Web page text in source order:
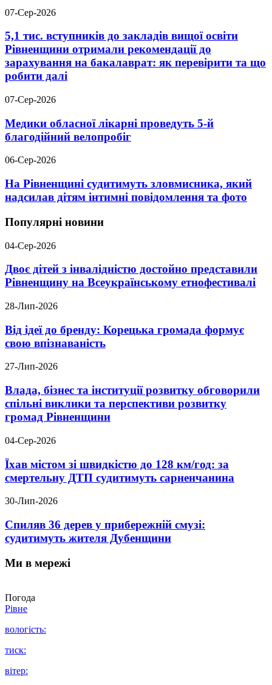
07-Сер-2026
5,1 тис. вступників до закладів вищої освіти
Рівненщини отримали рекомендації до
зарахування на бакалаврат: як перевірити та що
робити далі
07-Сер-2026
Медики обласної лікарні проведуть 5-й
благодійний велопробіг
06-Сер-2026
На Рівненщині судитимуть зловмисника, який
надсилав дітям інтимні повідомлення та фото
Популярні новини
04-Сер-2026
Двоє дітей з інвалідністю достойно представили
Рівненщину на Всеукраїнському етнофестивалі
28-Лип-2026
Від ідеї до бренду: Корецька громада формує
свою впізнаваність
27-Лип-2026
Влада, бізнес та інституції розвитку обговорили
спільні виклики та перспективи розвитку
громад Рівненщини
04-Сер-2026
Їхав містом зі швидкістю до 128 км/год: за
смертельну ДТП судитимуть сарненчанина
30-Лип-2026
Спиляв 36 дерев у прибережній смузі:
судитимуть жителя Дубенщини
Ми в мережі
Погода
Рівне
вологість:
тиск:
вітер: